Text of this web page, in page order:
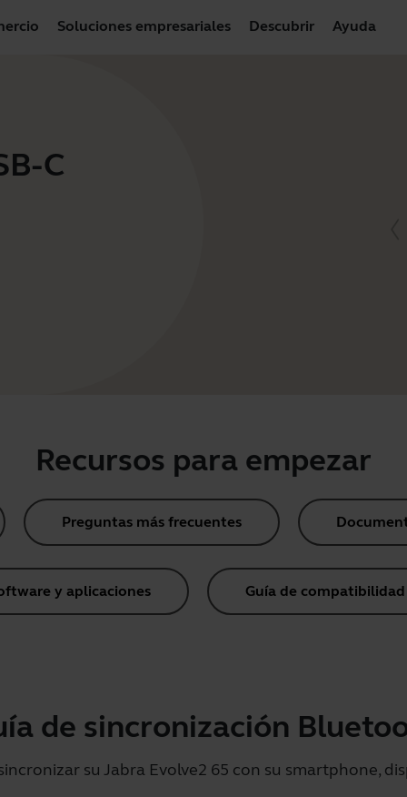
Soluciones empresariales Descubrir Ayuda
C
Recursos para empezar
Preguntas más frecuentes
y aplicaciones Guía de compatibilidad
de sincronización
su Jabra Evolve2 65 con su smartphone,